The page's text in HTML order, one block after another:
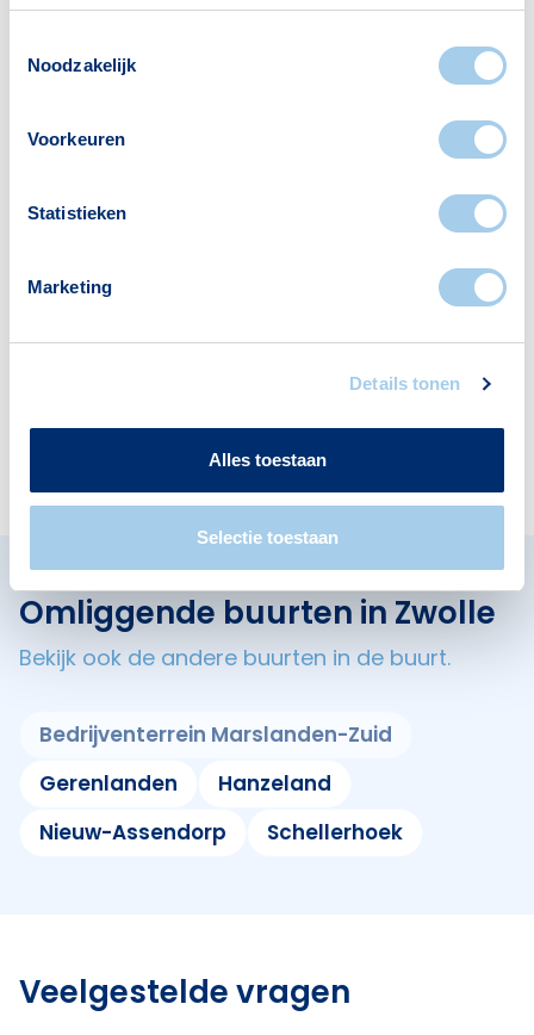
Noodzakelijk
Voorkeuren
Statistieken
Marketing
Details tonen
Alles toestaan
Selectie toestaan
Gezin zonder kinderen
77
Bron: CBS
Voorzieningen in Geren
Deze wijk heeft het allemaal voor je. Zo vind je
Omliggende buurten in Zwolle
Bekijk ook de andere buurten in de buurt.
Bedrijventerrein Marslanden-Zuid
Gerenlanden
Hanzeland
Nieuw-Assendorp
Schellerhoek
Veelgestelde vragen